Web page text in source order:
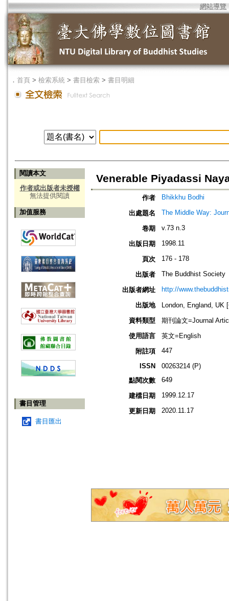
網站導覽
． 首頁 > 檢索系統 > 書目檢索 > 書目明細
閱讀本文
作者或出版者未授權
無法提供閱讀
加值服務
書目管理
書目匯出
Venerable Piyadassi
作者 Bhikkhu Bodhi
出處題名 The Middle Way:
卷期 v.73 n.3
出版日期 1998.11
頁次 176 - 178
出版者 The Buddhist Society
出版者網址 http://
出版地
London, England, UK
資料類型
期刊論文=Journal
使用語言
英文=English
附註項
447
ISSN
00263214 (P)
點閱次數
649
建檔日期 1999.12.17
更新日期 2020.11.17